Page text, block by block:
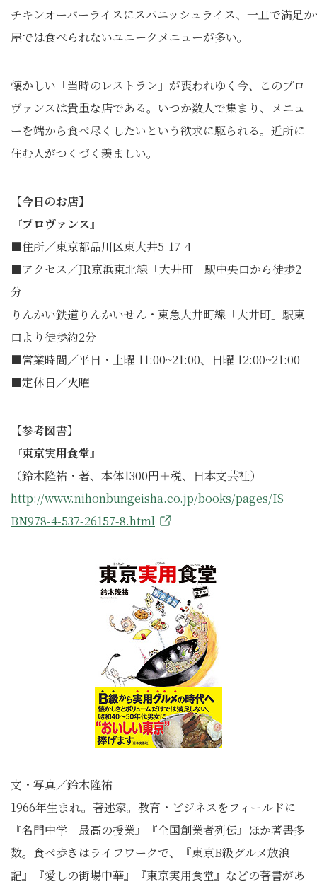
チキンオーバーライスにスパニッシュライス、一皿で満足
屋では食べられないユニークメニューが多い。
懐かしい「当時のレストラン」が喪われゆく今、このプロ
ヴァンスは貴重な店である。いつか数人で集まり、メニュ
ーを端から食べ尽くしたいという欲求に駆られる。近所に
住む人がつくづく羨ましい。
【今日のお店】
『プロヴァンス』
■住所／東京都品川区東大井5-17-4
■アクセス／JR京浜東北線「大井町」駅中央口から徒歩2
分
りんかい鉄道りんかいせん・東急大井町線「大井町」駅東
口より徒歩約2分
■営業時間／平日・土曜 11:00~21:00、日曜 12:00~21:00
■定休日／火曜
【参考図書】
『東京実用食堂』
（鈴木隆祐・著、本体1300円＋税、日本文芸社）
http://www.nihonbungeisha.co.jp/books/pages/IS
BN978-4-537-26157-8.html
文・写真／鈴木隆祐
1966年生まれ。著述家。教育・ビジネスをフィールドに
『名門中学 最高の授業』『全国創業者列伝』ほか著書多
数。食べ歩きはライフワークで、『東京B級グルメ放浪
記』『愛しの街場中華』『東京実用食堂』などの著書があ